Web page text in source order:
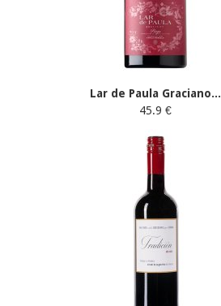
Lar de Paula Graciano...
45.9 €